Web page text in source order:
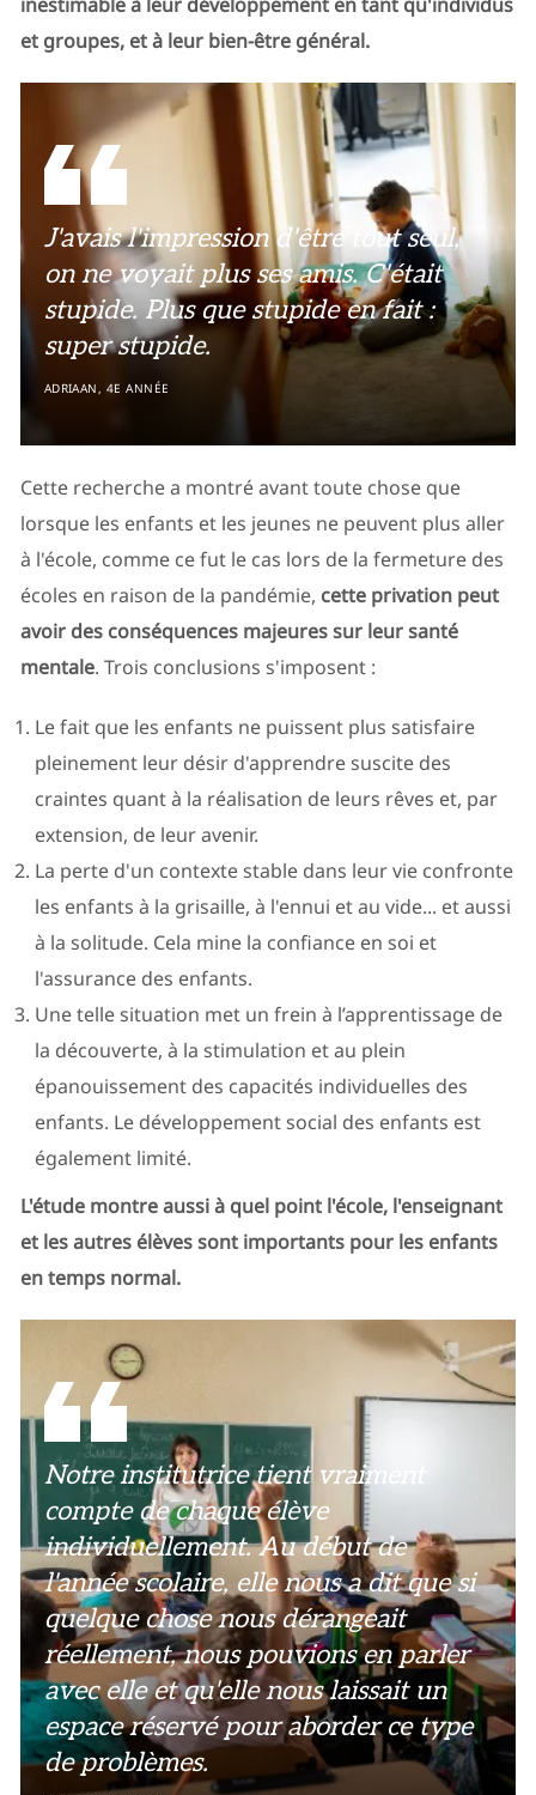
et groupes, et à leur bien-être général.
J'avais l'impression d'être tout seul,
on ne voyait plus ses amis. C'était
stupide. Plus que stupide en fait :
super stupide.
ADRIAAN, 4E ANNÉE
Cette recherche a montré avant toute chose que
lorsque les enfants et les jeunes ne peuvent plus aller
à l'école, comme ce fut le cas lors de la fermeture des
écoles en raison de la pandémie, cette privation peut
avoir des conséquences majeures sur leur santé
mentale. Trois conclusions s'imposent :
Le fait que les enfants ne puissent plus satisfaire
pleinement leur désir d'apprendre suscite des
craintes quant à la réalisation de leurs rêves et, par
extension, de leur avenir.
La perte d'un contexte stable dans leur vie confronte
les enfants à la grisaille, à l'ennui et au vide... et aussi
à la solitude. Cela mine la confiance en soi et
l'assurance des enfants.
Une telle situation met un frein à l’apprentissage de
la découverte, à la stimulation et au plein
épanouissement des capacités individuelles des
enfants. Le développement social des enfants est
également limité.
L'étude montre aussi à quel point l'école, l'enseignant
et les autres élèves sont importants pour les enfants
en temps normal.
Notre institutrice tient vraiment
compte de chaque élève
individuellement. Au début de
l'année scolaire, elle nous a dit que si
quelque chose nous dérangeait
réellement, nous pouvions en parler
avec elle et qu'elle nous laissait un
espace réservé pour aborder ce type
de problèmes.